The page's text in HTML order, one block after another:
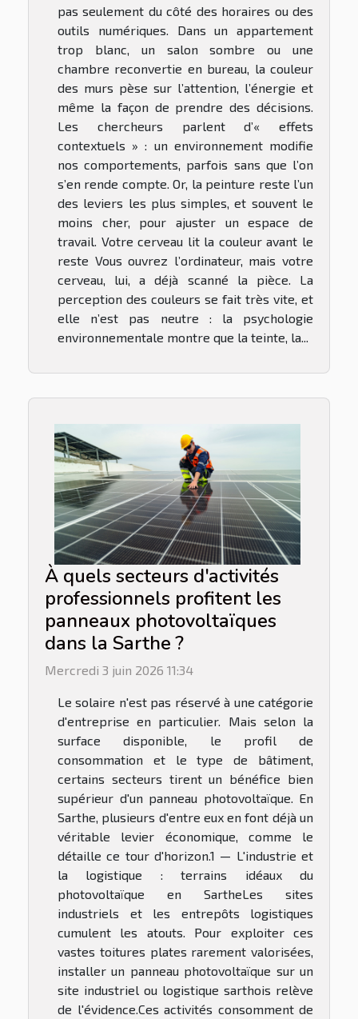
pas seulement du côté des horaires ou des
outils numériques. Dans un appartement
trop blanc, un salon sombre ou une
chambre reconvertie en bureau, la couleur
des murs pèse sur l’attention, l’énergie et
même la façon de prendre des décisions.
Les chercheurs parlent d’« effets
contextuels » : un environnement modifie
nos comportements, parfois sans que l’on
s’en rende compte. Or, la peinture reste l’un
des leviers les plus simples, et souvent le
moins cher, pour ajuster un espace de
travail. Votre cerveau lit la couleur avant le
reste Vous ouvrez l’ordinateur, mais votre
cerveau, lui, a déjà scanné la pièce. La
perception des couleurs se fait très vite, et
elle n’est pas neutre : la psychologie
environnementale montre que la teinte, la...
À quels secteurs d'activités
professionnels profitent les
panneaux photovoltaïques
dans la Sarthe ?
Mercredi 3 juin 2026 11:34
Le solaire n'est pas réservé à une catégorie
d'entreprise en particulier. Mais selon la
surface disponible, le profil de
consommation et le type de bâtiment,
certains secteurs tirent un bénéfice bien
supérieur d'un panneau photovoltaïque. En
Sarthe, plusieurs d'entre eux en font déjà un
véritable levier économique, comme le
détaille ce tour d'horizon.1 — L'industrie et
la logistique : terrains idéaux du
photovoltaïque en SartheLes sites
industriels et les entrepôts logistiques
cumulent les atouts. Pour exploiter ces
vastes toitures plates rarement valorisées,
installer un panneau photovoltaïque sur un
site industriel ou logistique sarthois relève
de l'évidence.Ces activités consomment de